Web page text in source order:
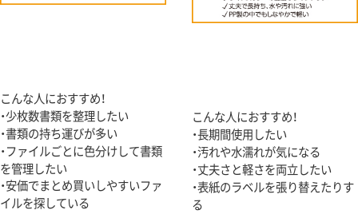
こんな人におすすめ！
・少枚数書類を整理したい
・書類の持ち運びが多い
・ファイルごとに色分けして書類
を管理したい
・安価でまとめ買いしやすいファ
イルを探している
こんな人におすすめ！
・長期間使用したい
・汚れや水濡れが気になる
・丈夫さと軽さを両立したい
・表紙のラベルを張り替えたりす
る